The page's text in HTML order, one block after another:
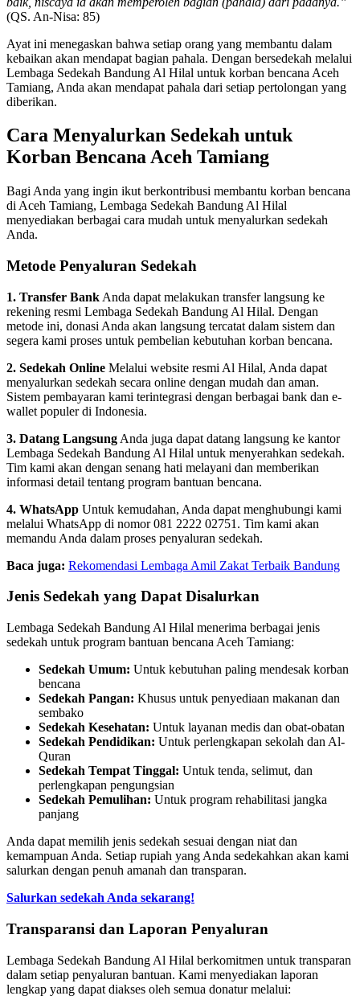
(QS. An-Nisa: 85)
Ayat ini menegaskan bahwa setiap orang yang membantu dalam
kebaikan akan mendapat bagian pahala. Dengan bersedekah melalui
Lembaga Sedekah Bandung Al Hilal untuk korban bencana Aceh
Tamiang, Anda akan mendapat pahala dari setiap pertolongan yang
diberikan.
Cara Menyalurkan Sedekah untuk
Korban Bencana Aceh Tamiang
Bagi Anda yang ingin ikut berkontribusi membantu korban bencana
di Aceh Tamiang, Lembaga Sedekah Bandung Al Hilal
menyediakan berbagai cara mudah untuk menyalurkan sedekah
Anda.
Metode Penyaluran Sedekah
1. Transfer Bank Anda dapat melakukan transfer langsung ke
rekening resmi Lembaga Sedekah Bandung Al Hilal. Dengan
metode ini, donasi Anda akan langsung tercatat dalam sistem dan
segera kami proses untuk pembelian kebutuhan korban bencana.
2. Sedekah Online Melalui website resmi Al Hilal, Anda dapat
menyalurkan sedekah secara online dengan mudah dan aman.
Sistem pembayaran kami terintegrasi dengan berbagai bank dan e-
wallet populer di Indonesia.
3. Datang Langsung Anda juga dapat datang langsung ke kantor
Lembaga Sedekah Bandung Al Hilal untuk menyerahkan sedekah.
Tim kami akan dengan senang hati melayani dan memberikan
informasi detail tentang program bantuan bencana.
4. WhatsApp Untuk kemudahan, Anda dapat menghubungi kami
melalui WhatsApp di nomor 081 2222 02751. Tim kami akan
memandu Anda dalam proses penyaluran sedekah.
Baca juga: Rekomendasi Lembaga Amil Zakat Terbaik Bandung
Jenis Sedekah yang Dapat Disalurkan
Lembaga Sedekah Bandung Al Hilal menerima berbagai jenis
sedekah untuk program bantuan bencana Aceh Tamiang:
Sedekah Umum: Untuk kebutuhan paling mendesak korban
bencana
Sedekah Pangan: Khusus untuk penyediaan makanan dan
sembako
Sedekah Kesehatan: Untuk layanan medis dan obat-obatan
Sedekah Pendidikan: Untuk perlengkapan sekolah dan Al-
Quran
Sedekah Tempat Tinggal: Untuk tenda, selimut, dan
perlengkapan pengungsian
Sedekah Pemulihan: Untuk program rehabilitasi jangka
panjang
Anda dapat memilih jenis sedekah sesuai dengan niat dan
kemampuan Anda. Setiap rupiah yang Anda sedekahkan akan kami
salurkan dengan penuh amanah dan transparan.
Salurkan sedekah Anda sekarang!
Transparansi dan Laporan Penyaluran
Lembaga Sedekah Bandung Al Hilal berkomitmen untuk transparan
dalam setiap penyaluran bantuan. Kami menyediakan laporan
lengkap yang dapat diakses oleh semua donatur melalui: